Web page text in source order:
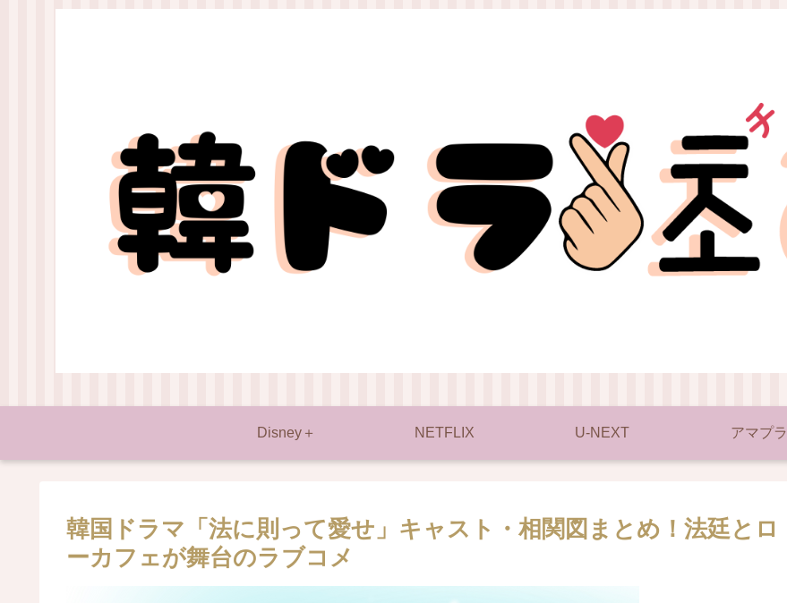
Disney＋ NETFLIX U-NEXT アマプラ
韓国ドラマ「法に則って愛せ」キャスト・相関図まとめ！法廷とロ
ーカフェが舞台のラブコメ